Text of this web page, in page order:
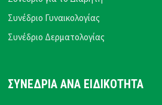
Συνέδριο Γυναικολογίας
Συνέδριο Δερματολογίας
ΣΥΝΕΔΡΙΑ ΑΝΑ ΕΙΔΙΚΟΤΗΤΑ